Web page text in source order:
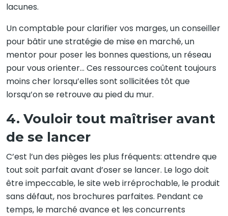
lacunes.
Un comptable pour clarifier vos marges, un conseiller
pour bâtir une stratégie de mise en marché, un
mentor pour poser les bonnes questions, un réseau
pour vous orienter… Ces ressources coûtent toujours
moins cher lorsqu’elles sont sollicitées tôt que
lorsqu’on se retrouve au pied du mur.
4. Vouloir tout maîtriser avant
de se lancer
C’est l’un des pièges les plus fréquents: attendre que
tout soit parfait avant d’oser se lancer. Le logo doit
être impeccable, le site web irréprochable, le produit
sans défaut, nos brochures parfaites. Pendant ce
temps, le marché avance et les concurrents